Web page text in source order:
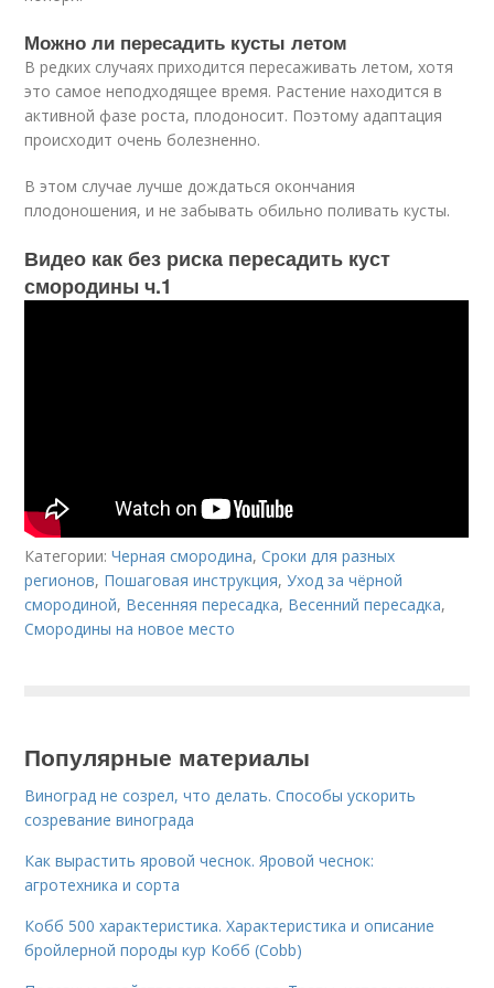
Можно ли пересадить кусты летом
В редких случаях приходится пересаживать летом, хотя
это самое неподходящее время. Растение находится в
активной фазе роста, плодоносит. Поэтому адаптация
происходит очень болезненно.
В этом случае лучше дождаться окончания
плодоношения, и не забывать обильно поливать кусты.
Видео как без риска пересадить куст
смородины ч.1
Категории:Черная смородина,Сроки для разных
регионов, Пошаговая инструкция,Уход за чёрной
смородиной, Весенняя пересадка, Весенний пересадка,
Смородины на новое место
Популярные материалы
Виноград не созрел, что делать. Способы ускорить
созревание винограда
Как вырастить яровой чеснок. Яровой чеснок:
агротехника и сорта
Кобб 500 характеристика. Характеристика и описание
бройлерной породы кур Кобб (Cobb)